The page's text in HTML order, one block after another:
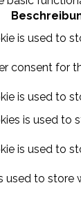
is used to
consent for
is used to
is used
is used to
used to